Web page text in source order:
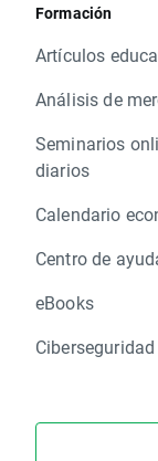
Formación
Artículos
Análisis de
Seminarios
diarios
Calendario
Centro de
eBooks
Ciberseguridad